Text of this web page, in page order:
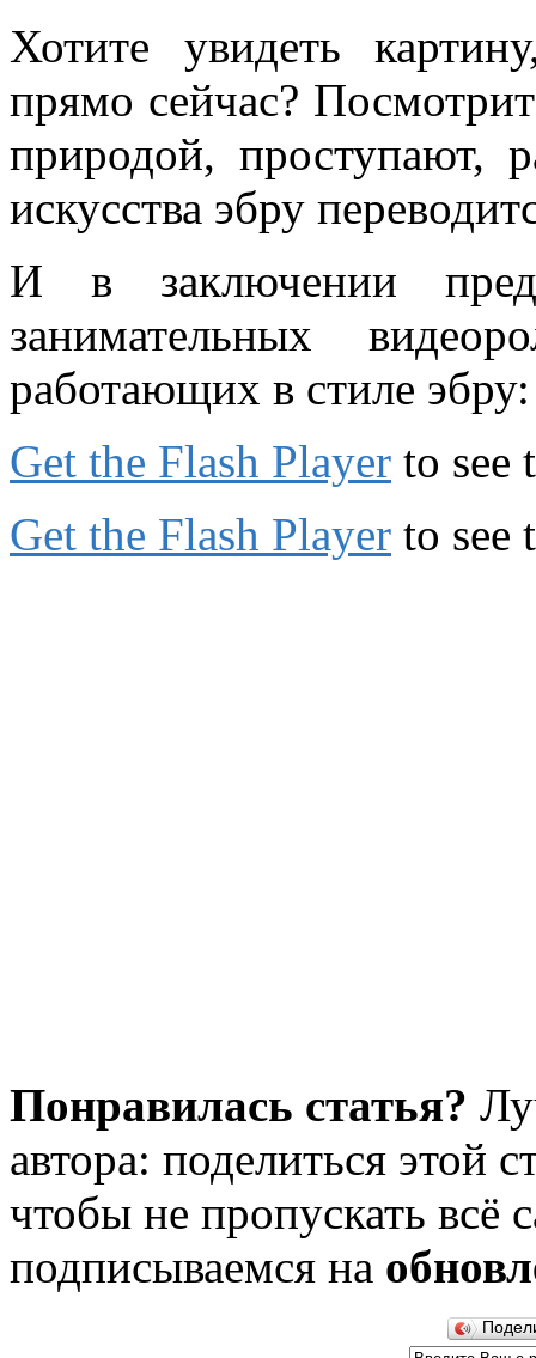
Хотите увидеть
прямо сейчас?
природой, проступают,
искусства эбру
И в заключении
занимательных
работающих в стиле эбру:
Get the Flash Player to see
Get the Flash Player to see
Понравилась статья?
автора: поделиться этой
чтобы не пропускать всё
подписываемся на